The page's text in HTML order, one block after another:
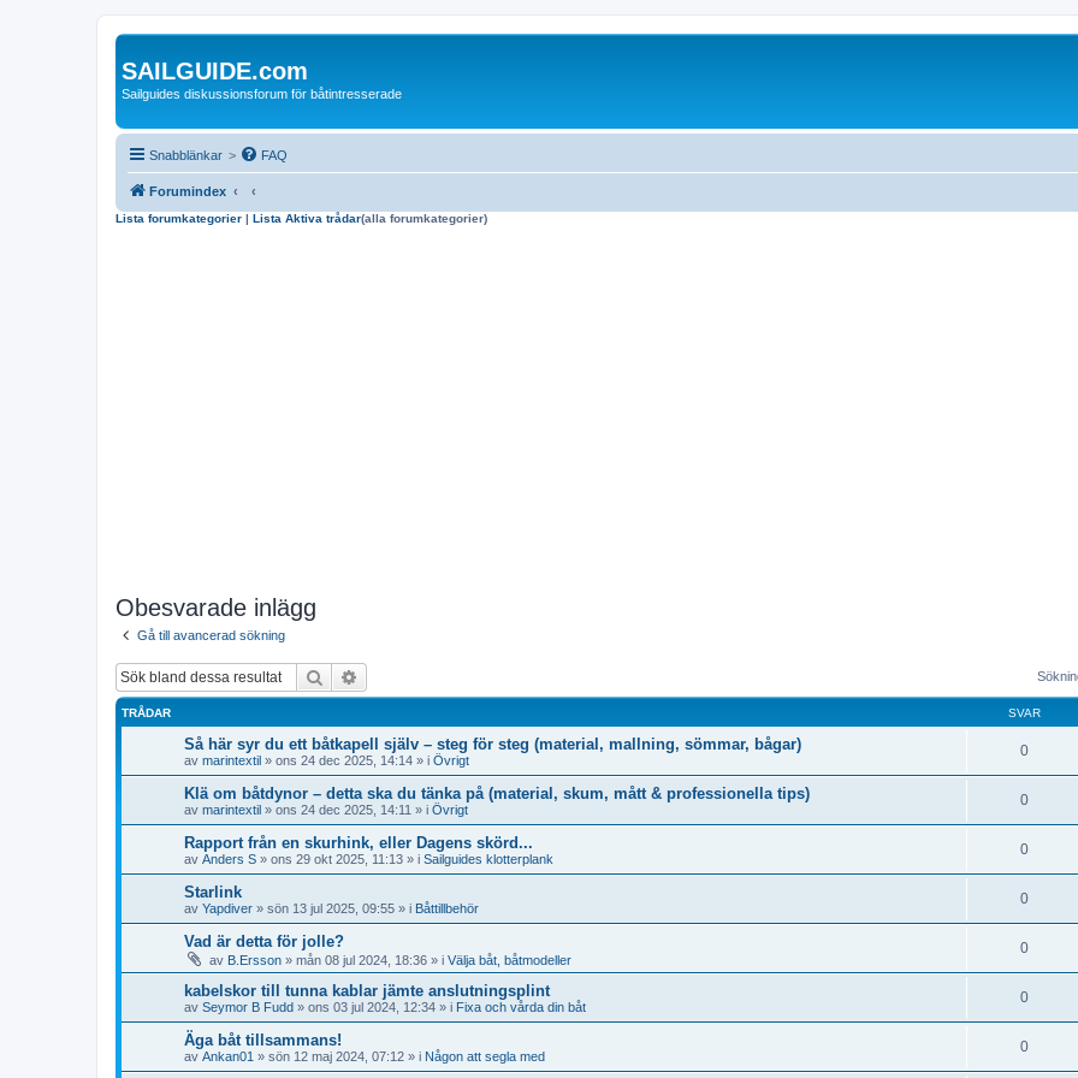
SAILGUIDE.com
Sailguides diskussionsforum för båtintresserade
Snabblänkar > FAQ
Forumindex
Lista forumkategorier | Lista Aktiva trådar(alla forumkategorier)
Obesvarade inlägg
Gå till avancerad sökning
Sök
TRÅDAR SVAR
Så här syr du ett båtkapell själv – steg för steg (material, mallning, sömmar, bågar)
av marintextil » ons 24 dec 2025, 14:14 » i Övrigt
0
Klä om båtdynor – detta ska du tänka på (material, skum, mått & professionella tips)
av marintextil » ons 24 dec 2025, 14:11 » i Övrigt
0
Rapport från en skurhink, eller Dagens skörd...
av Anders S » ons 29 okt 2025, 11:13 » i Sailguides klotterplank
0
Starlink
av Yapdiver » sön 13 jul 2025, 09:55 » i Båttillbehör
0
Vad är detta för jolle?
av B.Ersson » mån 08 jul 2024, 18:36 » i Välja båt, båtmodeller
0
kabelskor till tunna kablar jämte anslutningsplint
av Seymor B Fudd » ons 03 jul 2024, 12:34 » i Fixa och vårda din båt
0
Äga båt tillsammans!
av Ankan01 » sön 12 maj 2024, 07:12 » i Någon att segla med
0